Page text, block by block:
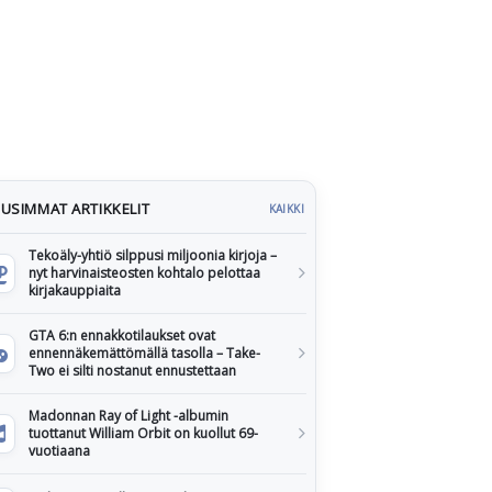
ARTIKKELIT KAIKKI
Tekoäly-yhtiö silppusi miljoonia kirjoja –
nyt harvinaisteosten kohtalo pelottaa
kirjakauppiaita
GTA 6:n ennakkotilaukset ovat
ennennäkemättömällä tasolla – Take-
Two ei silti nostanut ennustettaan
Madonnan Ray of Light -albumin
tuottanut William Orbit on kuollut 69-
vuotiaana